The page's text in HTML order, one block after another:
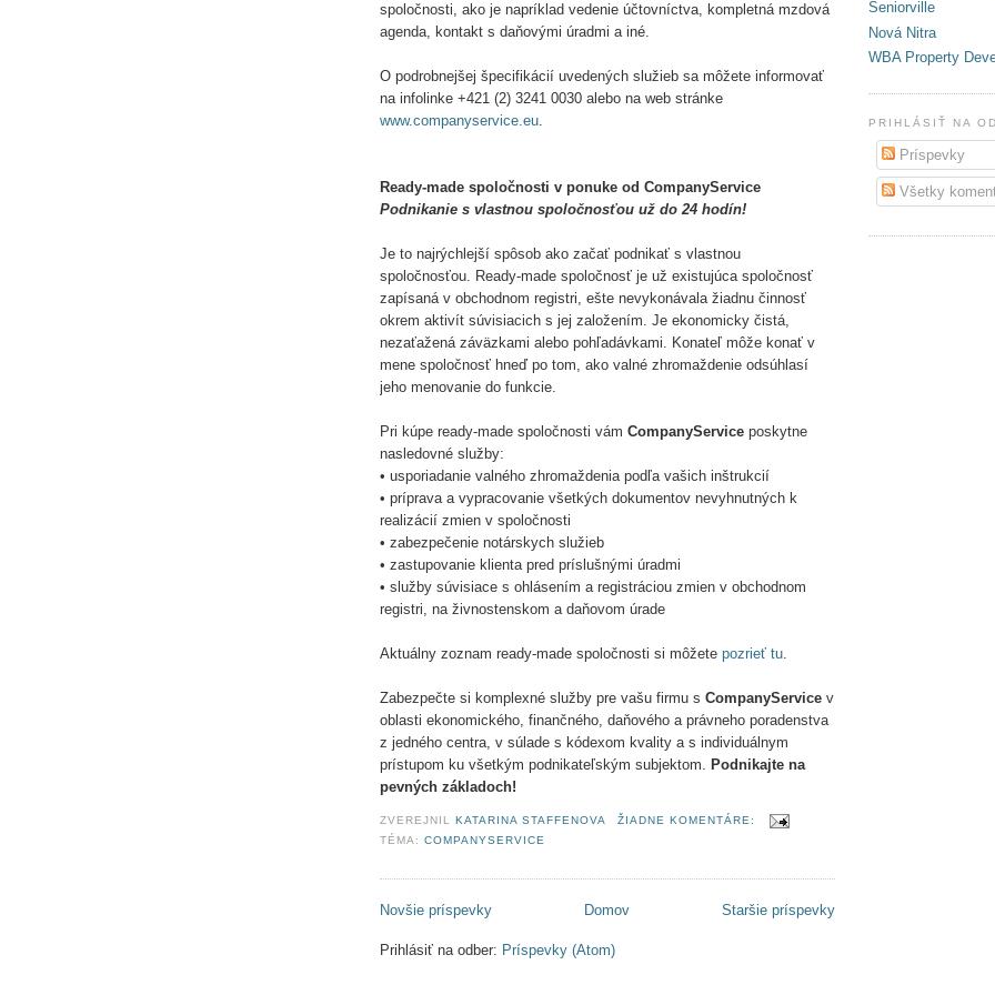
spoločnosti, ako je napríklad vedenie účtovníctva, kompletná mzdová
agenda, kontakt s daňovými úradmi a iné.
O podrobnejšej špecifikácií uvedených služieb sa môžete informovať
na infolinke +421 (2) 3241 0030 alebo na web stránke
www.companyservice.eu.
Ready-made spoločnosti v ponuke od CompanyService
Podnikanie s vlastnou spoločnosťou už do 24 hodín!
Je to najrýchlejší spôsob ako začať podnikať s vlastnou
spoločnosťou. Ready-made spoločnosť je už existujúca spoločnosť
zapísaná v obchodnom registri, ešte nevykonávala žiadnu činnosť
okrem aktivít súvisiacich s jej založením. Je ekonomicky čistá,
nezaťažená záväzkami alebo pohľadávkami. Konateľ môže konať v
mene spoločnosť hneď po tom, ako valné zhromaždenie odsúhlasí
jeho menovanie do funkcie.
Pri kúpe ready-made spoločnosti vám CompanyService poskytne
nasledovné služby:
• usporiadanie valného zhromaždenia podľa vašich inštrukcií
• príprava a vypracovanie všetkých dokumentov nevyhnutných k
realizácií zmien v spoločnosti
• zabezpečenie notárskych služieb
• zastupovanie klienta pred príslušnými úradmi
• služby súvisiace s ohlásením a registráciou zmien v obchodnom
registri, na živnostenskom a daňovom úrade
Aktuálny zoznam ready-made spoločnosti si môžete pozrieť tu.
Zabezpečte si komplexné služby pre vašu firmu s CompanyService v
oblasti ekonomického, finančného, daňového a právneho poradenstva
z jedného centra, v súlade s kódexom kvality a s individuálnym
prístupom ku všetkým podnikateľským subjektom. Podnikajte na
pevných základoch!
ZVEREJNIL KATARINA STAFFENOVA
ŽIADNE KOMENTÁRE:
TÉMA:COMPANYSERVICE
Novšie príspevky Staršie príspevky
Domov
Prihlásiť na odber: Príspevky (Atom)
Seniorville
Nová Nitra
WBA Property
PRIHLÁSIŤ NA
Príspevky
Všetky